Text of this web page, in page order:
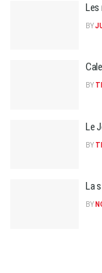
Les
BY
BY
Le
BY
La
BY